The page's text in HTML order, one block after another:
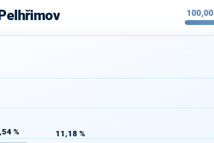
100,00
% 11,18 %